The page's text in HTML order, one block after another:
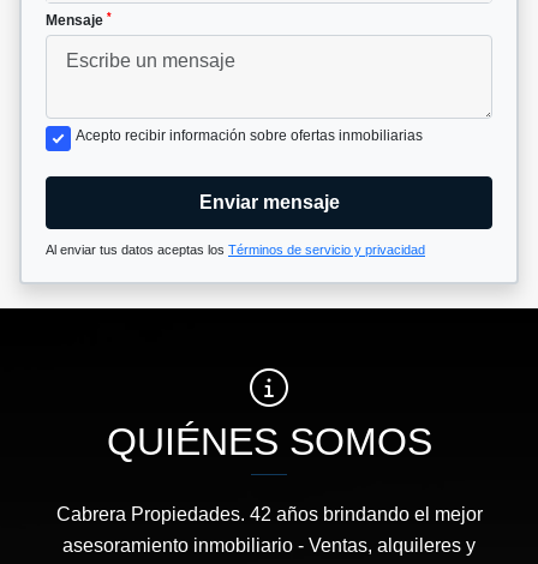
Mensaje *
Acepto recibir información sobre ofertas inmobiliarias
Enviar mensaje
Al enviar tus datos aceptas los Términos de servicio y privacidad
QUIÉNES SOMOS
Cabrera Propiedades. 42 años brindando el mejor
asesoramiento inmobiliario - Ventas, alquileres y